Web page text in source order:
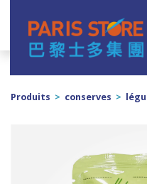
Navigation
Produits > conserves >